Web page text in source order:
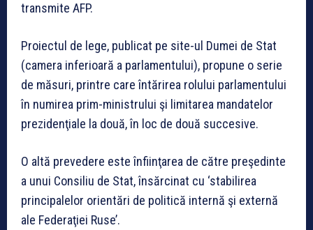
transmite AFP.
Proiectul de lege, publicat pe site-ul Dumei de Stat
(camera inferioară a parlamentului), propune o serie
de măsuri, printre care întărirea rolului parlamentului
în numirea prim-ministrului şi limitarea mandatelor
prezidenţiale la două, în loc de două succesive.
O altă prevedere este înfiinţarea de către preşedinte
a unui Consiliu de Stat, însărcinat cu ‘stabilirea
principalelor orientări de politică internă şi externă
ale Federaţiei Ruse’.